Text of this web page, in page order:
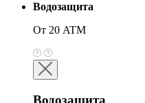
Водозащита
От 20 ATM
Водозащита